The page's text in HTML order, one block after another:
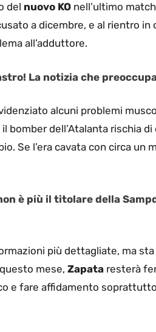
del nuovo KO nell’ultimo
a dicembre, e al rientro in
all’adduttore.
La notizia che
alcuni problemi
bomber dell’Atalanta rischia
Se l’era cavata con circa un
è più il titolare della
più dettagliate, ma
mese, Zapata resterà
e fare affidamento